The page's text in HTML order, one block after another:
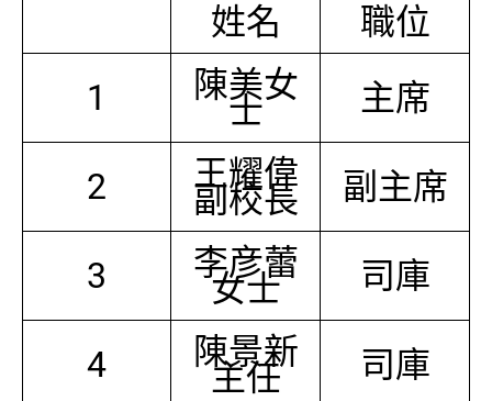
姓名
職位
1
陳美女
士 主席
2 王耀偉
副校長 副主席
3 李彦蕾
女士 司庫
4 陳景新
主任 司庫